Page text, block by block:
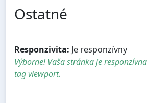
Ostatné
Responzivita: Je responzívny
Výborne! Vaša stránka je
tag viewport.